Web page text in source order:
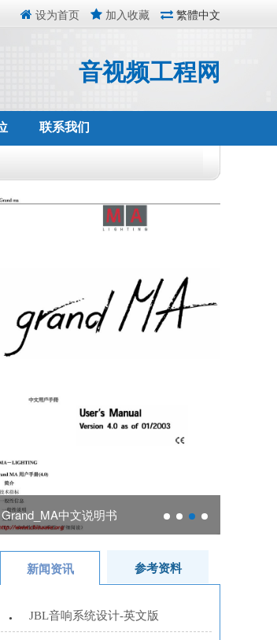
设为首页 加入收藏 繁體中文
音视频工程网
联系我们
Grand_MA中文说明书
新闻资讯 参考资料
• JBL音响系统设计-英文版